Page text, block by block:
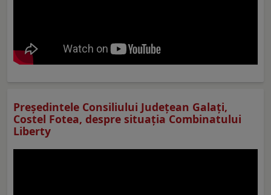
Preşedintele Consiliului Judeţean Galaţi,
Costel Fotea, despre situaţia Combinatului
Liberty